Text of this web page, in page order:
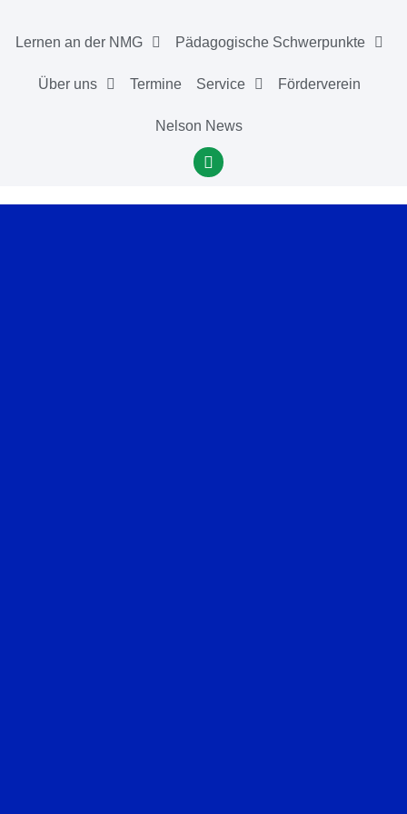
Lernen an der NMG Pädagogische Schwerpunkte
Über uns Termine Service Förderverein
Nelson News